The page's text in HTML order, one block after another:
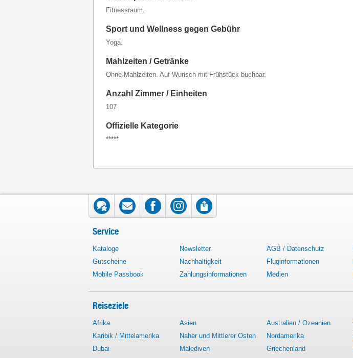
Fitnessraum.
Sport und Wellness gegen Gebühr
Yoga.
Mahlzeiten / Getränke
Ohne Mahlzeiten. Auf Wunsch mit Frühstück buchbar.
Anzahl Zimmer / Einheiten
107
Offizielle Kategorie
*****
Service
Kataloge Newsletter AGB / Datenschutz
Gutscheine
Nachhaltigkeit Fluginformationen
Mobile Passbook
Zahlungsinformationen Medien
Reiseziele
Afrika Asien Australien / Ozeanien
Karibik / Mittelamerika
Naher und Mittlerer Osten Nordamerika
Dubai
Malediven Griechenland